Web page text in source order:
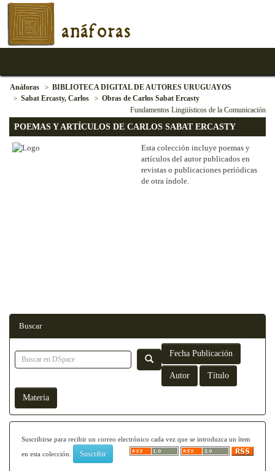
anáforas
Anáforas
BIBLIOTECA DIGITAL DE AUTORES URUGUAYOS
Sabat Ercasty, Carlos
Obras de Carlos Sabat Ercasty
Fundamentos Lingüísticos de la Comunicación
POEMAS Y ARTÍCULOS DE CARLOS SABAT ERCASTY
Esta colección incluye poemas y
artículos del autor publicados en
revistas o publicaciones periódicas
de otra índole.
Buscar
Suscribirse para recibir un correo electrónico cada vez que se introduzca un ítem
en esta colección.